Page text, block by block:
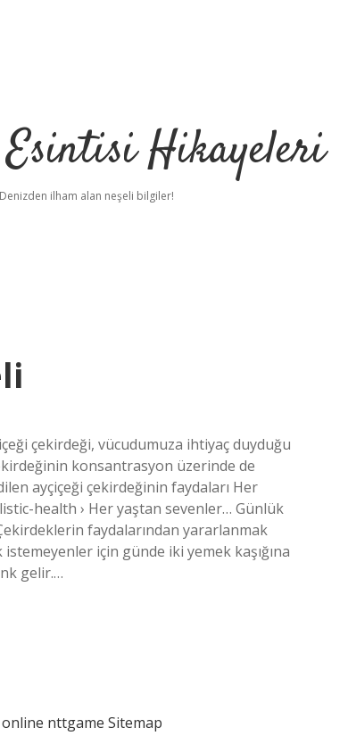
Hikayeleri
Denizden ilham alan neşeli bilgiler!
çekirdeği, vücudumuza ihtiyaç duyduğu
konsantrasyon üzerinde de
ayçiçeği çekirdeğinin faydaları Her
health › Her yaştan sevenler… Günlük
faydalarından yararlanmak
için günde iki yemek kaşığına
gelir.…
nttgame Sitemap